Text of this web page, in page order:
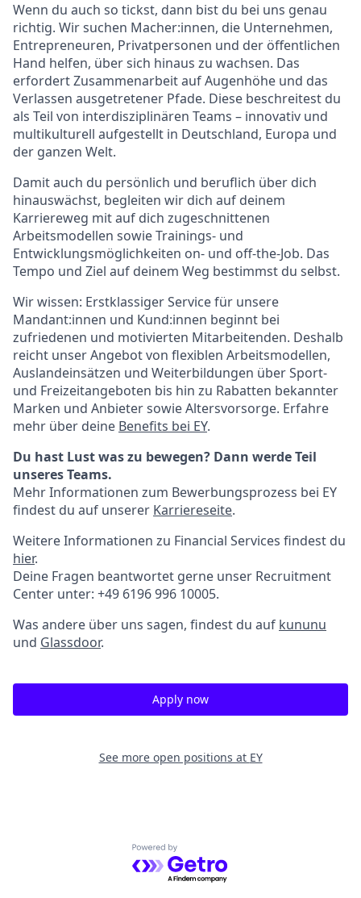
Wenn du auch so tickst, dann bist du bei uns genau
richtig. Wir suchen Macher:innen, die Unternehmen,
Entrepreneuren, Privatpersonen und der öffentlichen
Hand helfen, über sich hinaus zu wachsen. Das
erfordert Zusammenarbeit auf Augenhöhe und das
Verlassen ausgetretener Pfade. Diese beschreitest du
als Teil von interdisziplinären Teams – innovativ und
multikulturell aufgestellt in Deutschland, Europa und
der ganzen Welt.
Damit auch du persönlich und beruflich über dich
hinauswächst, begleiten wir dich auf deinem
Karriereweg mit auf dich zugeschnittenen
Arbeitsmodellen sowie Trainings- und
Entwicklungsmöglichkeiten on- und off-the-Job. Das
Tempo und Ziel auf deinem Weg bestimmst du selbst.
Wir wissen: Erstklassiger Service für unsere
Mandant:innen und Kund:innen beginnt bei
zufriedenen und motivierten Mitarbeitenden. Deshalb
reicht unser Angebot von flexiblen Arbeitsmodellen,
Auslandeinsätzen und Weiterbildungen über Sport-
und Freizeitangeboten bis hin zu Rabatten bekannter
Marken und Anbieter sowie Altersvorsorge. Erfahre
mehr über deine Benefits bei EY.
Du hast Lust was zu bewegen? Dann werde Teil
unseres Teams.
Mehr Informationen zum Bewerbungsprozess bei EY
findest du auf unserer Karriereseite.
Weitere Informationen zu Financial Services findest du
hier.
Deine Fragen beantwortet gerne unser Recruitment
Center unter: +49 6196 996 10005.
Was andere über uns sagen, findest du auf kununu
und Glassdoor.
Apply now
See more open positions at EY
Powered by Getro.com